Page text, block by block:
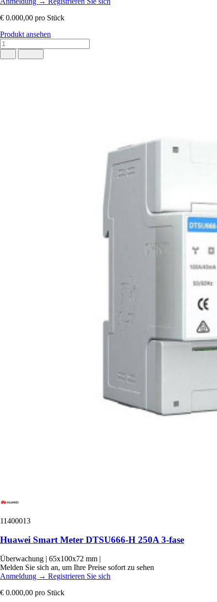
€ 0.000,00 pro Stück
Produkt ansehen
11400013
Huawei Smart Meter DTSU666-H 250A 3-fase
Überwachung | 65x100x72 mm |
Melden Sie sich an, um Ihre Preise sofort zu sehen
Anmeldung → Registrieren Sie sich
€ 0.000,00 pro Stück